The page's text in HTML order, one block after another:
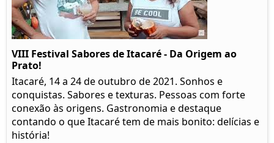
VIII Festival Sabores de Itacaré - Da Origem ao
Prato!
Itacaré, 14 a 24 de outubro de 2021. Sonhos e
conquistas. Sabores e texturas. Pessoas com forte
conexão às origens. Gastronomia e destaque
contando o que Itacaré tem de mais bonito: delícias e
história!